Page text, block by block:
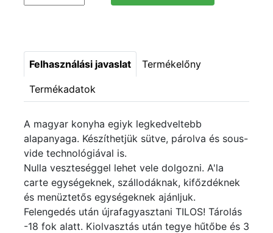
Felhasználási javaslat Termékelőny
Termékadatok
A magyar konyha egiyk legkedveltebb
alapanyaga. Készíthetjük sütve, párolva és sous-
vide technológiával is.
Nulla veszteséggel lehet vele dolgozni. A'la
carte egységeknek, szállodáknak, kifőzdéknek
és menüztetős egységeknek ajánljuk.
Felengedés után újrafagyasztani TILOS! Tárolás
-18 fok alatt. Kiolvasztás után tegye hűtőbe és 3